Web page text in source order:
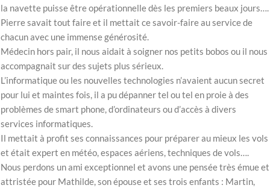
la navette puisse être opérationnelle dès les premiers beaux jours….
Pierre savait tout faire et il mettait ce savoir-faire au service de
chacun avec une immense générosité.
Médecin hors pair, il nous aidait à soigner nos petits bobos ou il nous
accompagnait sur des sujets plus sérieux.
L’informatique ou les nouvelles technologies n’avaient aucun secret
pour lui et maintes fois, il a pu dépanner tel ou tel en proie à des
problèmes de smart phone, d’ordinateurs ou d’accès à divers
services informatiques.
Il mettait à profit ses connaissances pour préparer au mieux les vols
et était expert en météo, espaces aériens, techniques de vols….
Nous perdons un ami exceptionnel et avons une pensée très émue et
attristée pour Mathilde, son épouse et ses trois enfants : Martin,